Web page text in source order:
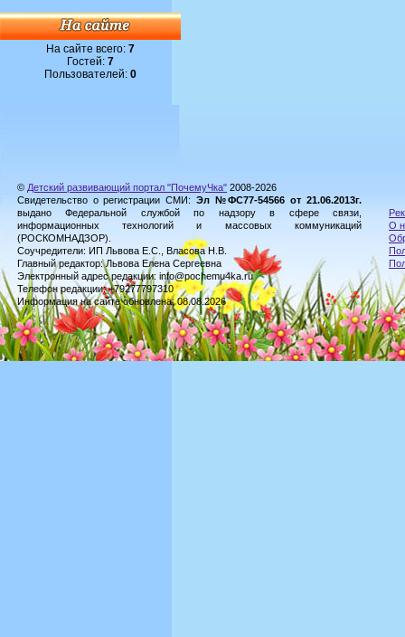
На сайте всего: 7
Гостей: 7
Пользователей: 0
© Детский развивающий портал "ПочемуЧка" 2008-2026
Свидетельство о регистрации СМИ: Эл №ФС77-54566 от 21.06.2013г.
выдано Федеральной службой по надзору в сфере связи,
информационных технологий и массовых коммуникаций
(РОСКОМНАДЗОР).
Соучредители: ИП Львова Е.С., Власова Н.В.
Главный редактор: Львова Елена Сергеевна
Электронный адрес редакции: info@pochemu4ka.ru
Телефон редакции: +79277797310
Информация на сайте обновлена: 08.08.2026
О